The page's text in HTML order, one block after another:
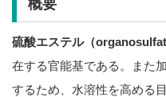
概要
硫酸エステル（
在する官能基である。また
するため、水溶性を高める